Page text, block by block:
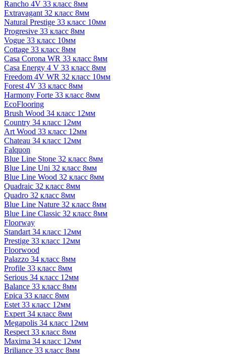
Rancho 4V 33 класс 8мм
Extravagant 32 класс 8мм
Natural Prestige 33 класс 10мм
Progresive 33 класс 8мм
Vogue 33 класс 10мм
Cottage 33 класс 8мм
Casa Corona WR 33 класс 8мм
Casa Energy 4 V 33 класс 8мм
Freedom 4V WR 32 класс 10мм
Forest 4V 33 класс 8мм
Harmony Forte 33 класс 8мм
EcoFlooring
Brush Wood 34 класс 12мм
Country 34 класс 12мм
Art Wood 33 класс 12мм
Chateau 34 класс 12мм
Falquon
Blue Line Stone 32 класс 8мм
Blue Line Uni 32 класс 8мм
Blue Line Wood 32 класс 8мм
Quadraic 32 класс 8мм
Quadro 32 класс 8мм
Blue Line Nature 32 класс 8мм
Blue Line Classic 32 класс 8мм
Floorway
Standart 34 класс 12мм
Prestige 33 класс 12мм
Floorwood
Palazzo 34 класс 8мм
Profile 33 класс 8мм
Serious 34 класс 12мм
Balance 33 класс 8мм
Epica 33 класс 8мм
Estet 33 класс 12мм
Expert 34 класс 8мм
Megapolis 34 класс 12мм
Respect 33 класс 8мм
Maxima 34 класс 12мм
Briliance 33 класс 8мм